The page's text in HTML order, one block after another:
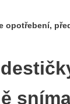
opotřebení,